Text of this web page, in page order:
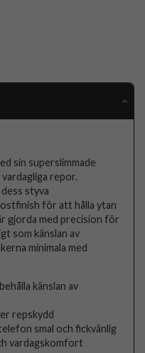
sin superslimmade
repor.
styva
för att hålla ytan
gjorda med precision för
som känslan av
minimala med
känslan av
repskydd
smal och fickvänlig
vardagskomfort